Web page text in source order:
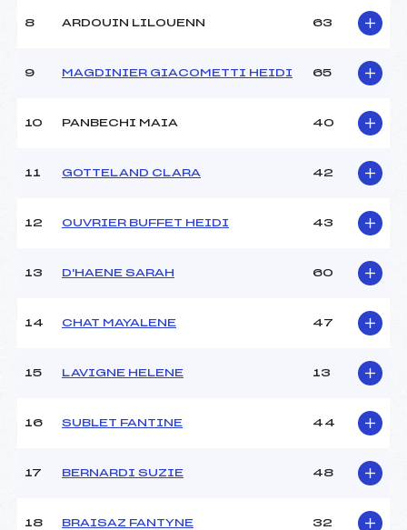
Ouvreurs D :
Météo :
Nombre de portes :
Traceur :
Ouvreurs C :
Ouvreurs E :
Pénalité appliquée :
8 ARDOUIN LILOUENN 63
9 MAGDINIER GIACOMETTI HEIDI 65
10 PANBECHI MAIA 40
11 GOTTELAND CLARA 42
12 OUVRIER BUFFET HEIDI 43
13 D'HAENE SARAH 60
14 CHAT MAYALENE 47
15 LAVIGNE HELENE 13
16 SUBLET FANTINE 44
17 BERNARDI SUZIE 48
18 BRAISAZ FANTYNE 32